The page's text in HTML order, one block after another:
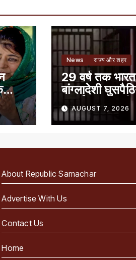
News राज्य और शहर
29 वर्ष तक भारत
बांग्लादेशी
सुनाई 7 साल की
AUGUST 7, 2026
About Republic Samachar
Advertise With Us
Contact Us
Home